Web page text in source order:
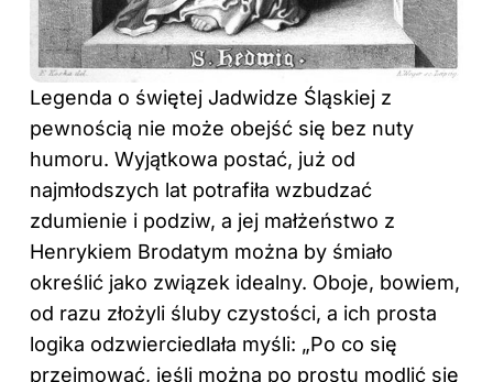
Legenda o świętej Jadwidze Śląskiej z
pewnością nie może obejść się bez nuty
humoru. Wyjątkowa postać, już od
najmłodszych lat potrafiła wzbudzać
zdumienie i podziw, a jej małżeństwo z
Henrykiem Brodatym można by śmiało
określić jako związek idealny. Oboje, bowiem,
od razu złożyli śluby czystości, a ich prosta
logika odzwierciedlała myśli: „Po co się
przejmować, jeśli można po prostu modlić się